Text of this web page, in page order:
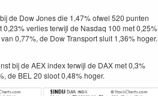
de Dow Jones die 1,47% ofwel 520 punten
verlies terwijl de Nasdaq 100 met 0,25%
0,77%, de Dow Transport sluit 1,36% hoger.
bij de AEX index terwijl de DAX met 0,3%
de BEL 20 sloot 0,48% hoger.